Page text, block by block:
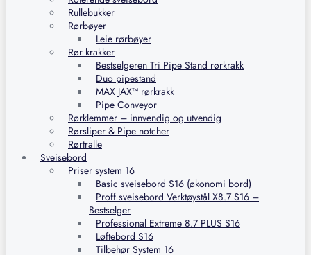
Rullebukker
Rørbøyer
Leie rørbøyer
Rør krakker
Bestselgeren Tri Pipe Stand rørkrakk
Duo pipestand
MAX JAX™ rørkrakk
Pipe Conveyor
Rørklemmer – innvendig og utvendig
Rørsliper & Pipe notcher
Rørtralle
Sveisebord
Priser system 16
Basic sveisebord S16 (økonomi bord)
Proff sveisebord Verktøystål X8.7 S16 –
Bestselger
Professional Extreme 8.7 PLUS S16
Løftebord S16
Tilbehør System 16